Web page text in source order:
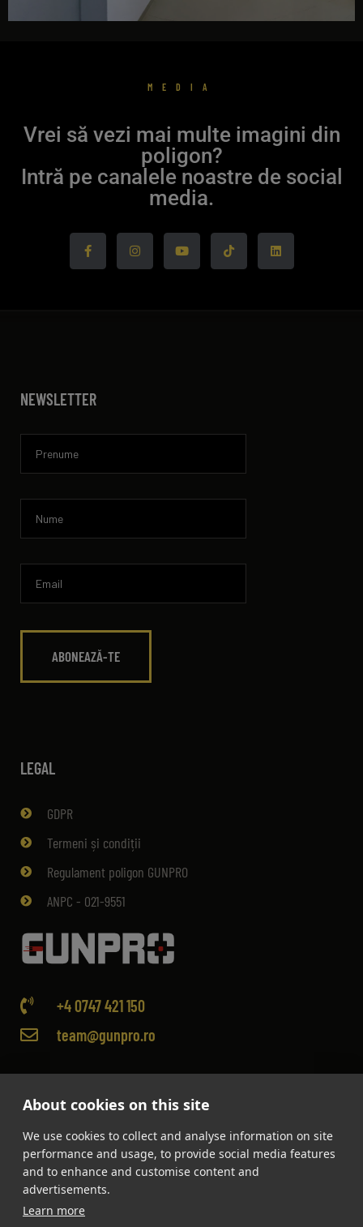
About cookies on this site
We use cookies to collect and analyse information on site
performance and usage, to provide social media features
and to enhance and customise content and
advertisements.
Learn more
MEDIA
Vrei să vezi mai multe imagini din
poligon?
Intră pe canalele noastre de social
media.
NEWSLETTER
LEGAL
GDPR
Termeni și condiții
Regulament poligon GUNPRO
ANPC - 021-9551
+4 0747 421 150
team@gunpro.ro